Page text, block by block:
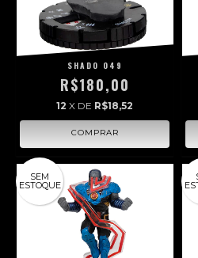
SHADO 049
R$180,00
12 X DE R$18,52
SEM
ESTOQUE